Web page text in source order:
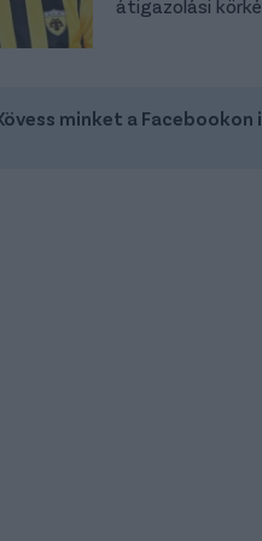
átigazolási
minket a Facebookon